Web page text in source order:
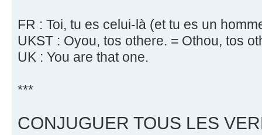
FR : Toi, tu es celui-là (et tu es un
UKST : Oyou, tos othere. = Othou, tos
UK : You are that one.
***
CONJUGUER TOUS LES